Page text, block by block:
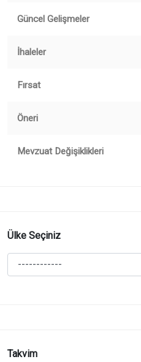
Güncel Gelişmeler
İhaleler
Fırsat
Öneri
Mevzuat Değişiklikleri
Ülke Seçiniz
Takvim